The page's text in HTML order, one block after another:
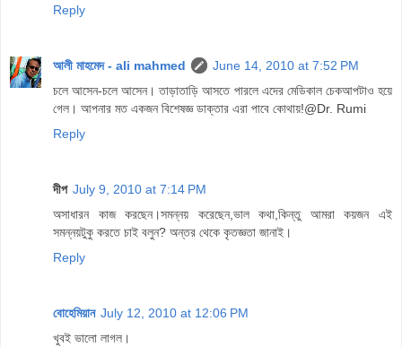
Reply
আলী মাহমেদ - ali mahmed
June 14, 2010 at 7:52 PM
চলে আসেন-চলে আসেন। তাড়াতাড়ি আসতে পারলে এদের মেডিকাল চেকআপটাও হয়ে
গেল। আপনার মত একজন বিশেষজ্ঞ ডাক্তার এরা পাবে কোথায়!@Dr. Rumi
Reply
দীপ July 9, 2010 at 7:14 PM
অসাধারন কাজ করছেন।সমন্নয় করেছেন,ভাল কথা,কিন্তু আমরা কয়জন এই
সমন্নয়টুকু করতে চাই বলুন? অন্তর থেকে কৃতজ্ঞতা জানাই।
Reply
বোহেমিয়ান July 12, 2010 at 12:06 PM
খুবই ভালো লাগল।